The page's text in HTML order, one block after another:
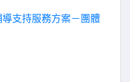
支持服務方案－團體